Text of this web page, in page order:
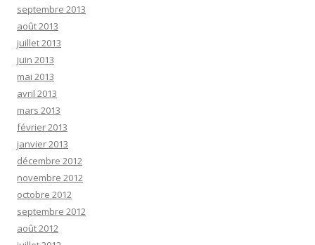
septembre 2013
août 2013
juillet 2013
juin 2013
mai 2013
avril 2013
mars 2013
février 2013
janvier 2013
décembre 2012
novembre 2012
octobre 2012
septembre 2012
août 2012